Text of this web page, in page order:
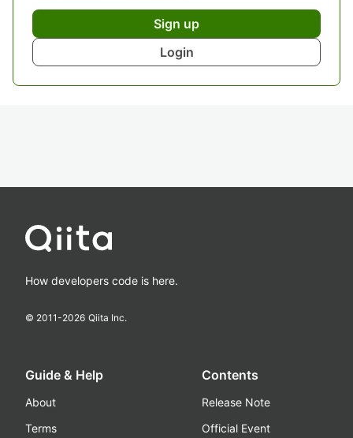
Sign up
Login
How developers code is here.
© 2011-2026 Qiita Inc.
Guide & Help
About
Terms
Contents
Release Note
Official Event